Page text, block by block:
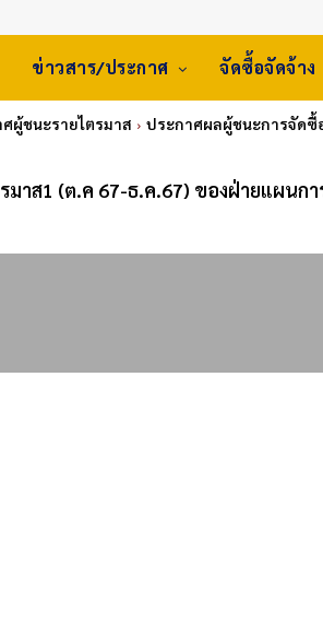
ข่าวสาร/ประกาศ จัดซื้อจัดจ้าง
ศผู้ชนะรายไตรมาส ประกาศผลผู้ชนะการจัดซื้
าส1 (ต.ค 67-ธ.ค.67) ของฝ่ายแผนก